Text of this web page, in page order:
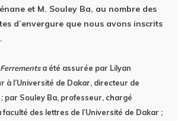
et M. Souley Ba, au nombre des
d’envergure que nous avons inscrits
Ferrementsa été assurée par Lilyan
à l’Université de Dakar, directeur de
; par Souley Ba, professeur, chargé
faculté des lettres de l’Université de Dakar ;